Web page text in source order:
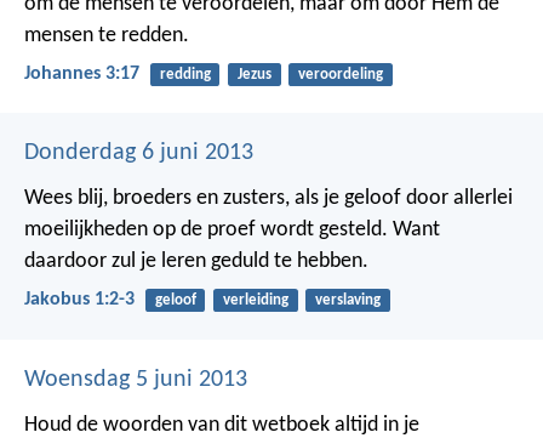
mensen te redden.
Johannes 3:17 redding Jezus veroordeling
Donderdag 6 juni 2013
Wees blij, broeders en zusters, als je geloof door allerlei
moeilijkheden op de proef wordt gesteld. Want
daardoor zul je leren geduld te hebben.
Jakobus 1:2-3 geloof verleiding verslaving
Woensdag 5 juni 2013
Houd de woorden van dit wetboek altijd in je